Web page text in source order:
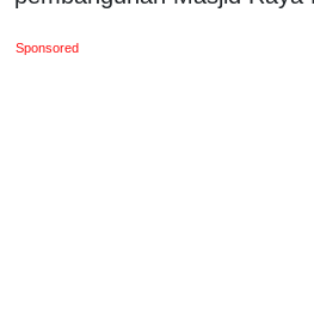
Sponsored